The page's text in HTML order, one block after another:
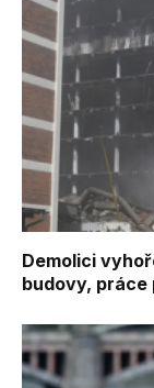
Demolici
budovy, práce